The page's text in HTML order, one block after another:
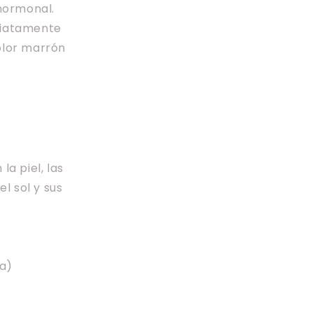
marrón
piel, las
sol y sus